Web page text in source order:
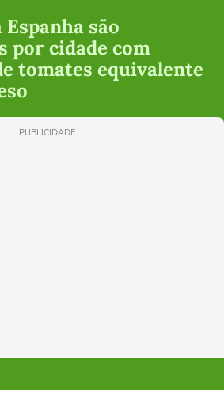
são
por cidade com
tomates equivalente
PUBLICIDADE